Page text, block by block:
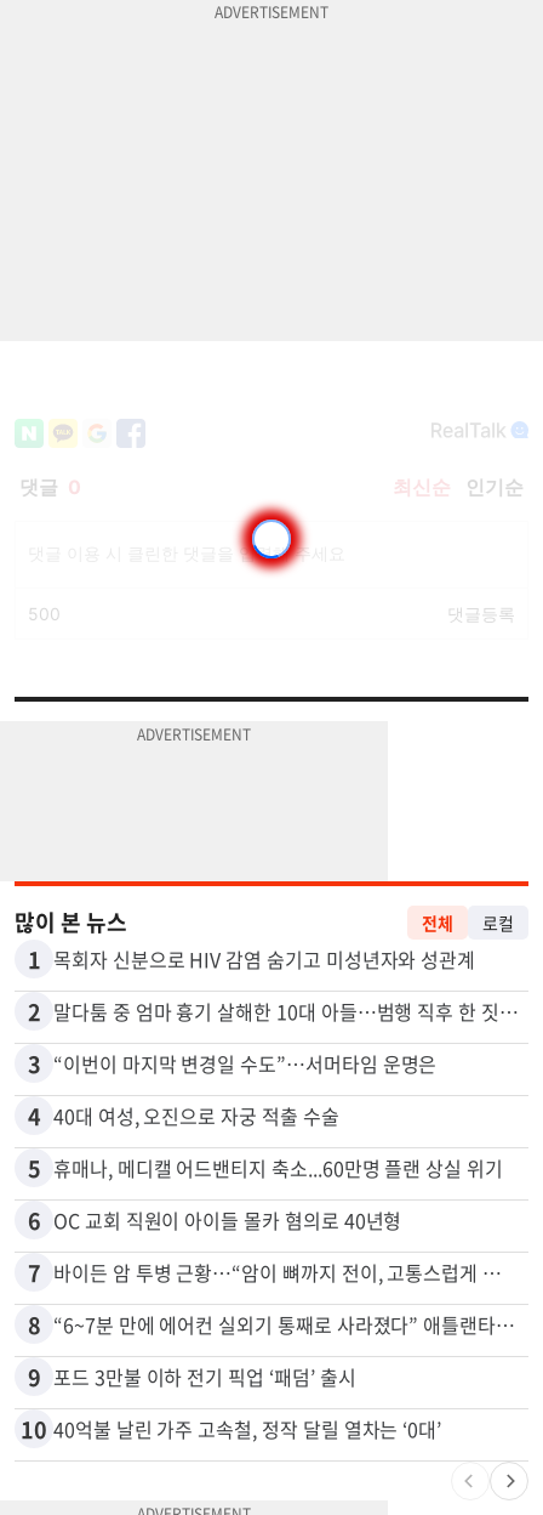
많이 본 뉴스 전체 로컬
1 목회자 신분으로 HIV 감염 숨기고 미성년자와 성관계
2 말다툼 중 엄마 흉기 살해한 10대 아들…범행 직후 한 짓 충격
3 “이번이 마지막 변경일 수도”…서머타임 운명은
4 40대 여성, 오진으로 자궁 적출 수술
5 휴매나, 메디캘 어드밴티지 축소...60만명 플랜 상실 위기
6 OC 교회 직원이 아이들 몰카 혐의로 40년형
7 바이든 암 투병 근황…“암이 뼈까지 전이, 고통스럽게 투병 중”
8 “6~7분 만에 에어컨 실외기 통째로 사라졌다” 애틀랜타서 실외기 도난 급증
9 포드 3만불 이하 전기 픽업 ‘패덤’ 출시
10 40억불 날린 가주 고속철, 정작 달릴 열차는 ‘0대’